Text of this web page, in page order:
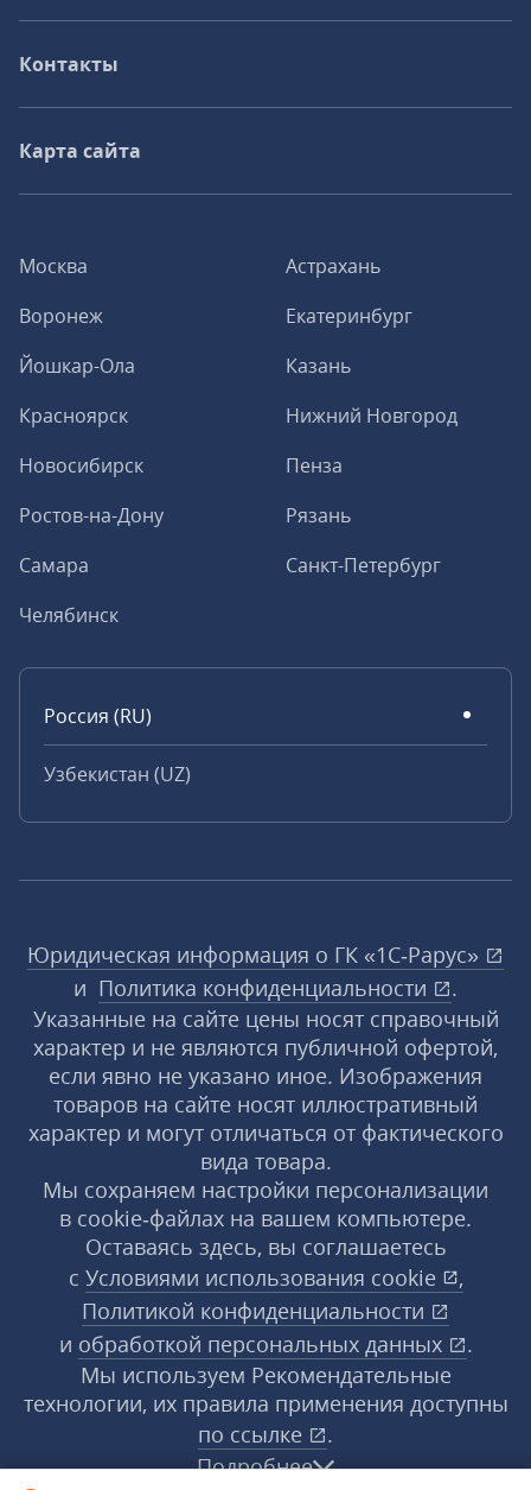
Москва
Астрахань
Воронеж
Екатеринбург
Йошкар-Ола
Казань
Красноярск
Нижний Новгород
Новосибирск
Пенза
Ростов-на-Дону
Рязань
Самара
Санкт-Петербург
Челябинск
Россия (RU)
Узбекистан (UZ)
Контакты
Карта сайта
Юридическая информация о ГК «1С‑Рарус»
и Политика конфиденциальности
.
Указанные на сайте цены носят справочный
характер и не являются публичной офертой,
если явно не указано иное. Изображения
товаров на сайте носят иллюстративный
характер и могут отличаться от фактического
вида товара.
Мы сохраняем настройки персонализации
в cookie‑файлах на вашем компьютере.
Оставаясь здесь, вы соглашаетесь
с Условиями использования cookie
,
Политикой конфиденциальности
и обработкой персональных данных
.
Мы используем Рекомендательные
технологии, их правила применения доступны
по ссылке
.
Подробнее